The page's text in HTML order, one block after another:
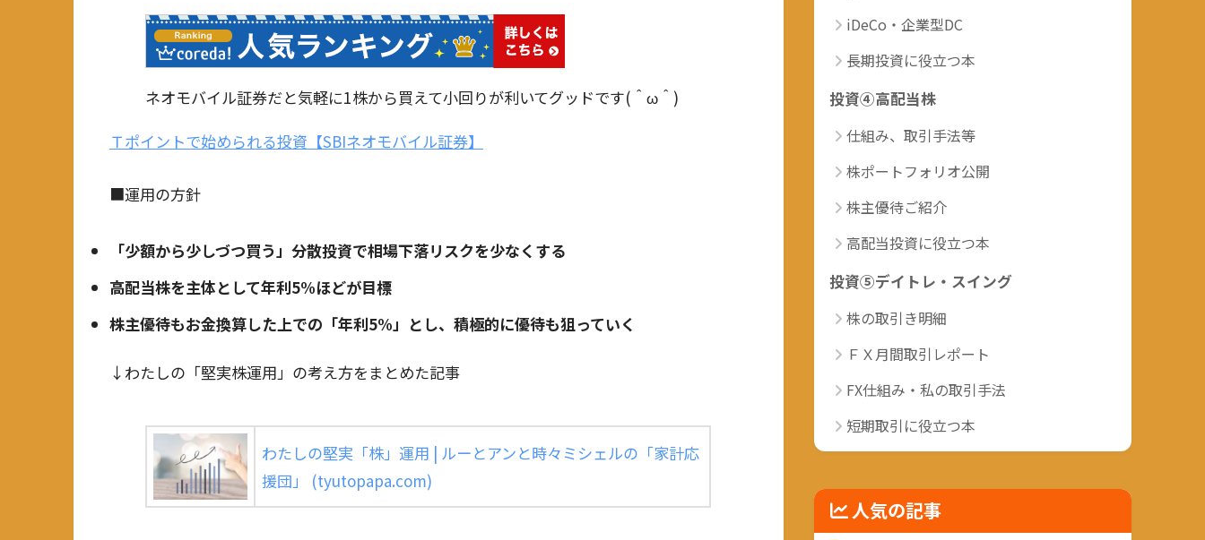
ネオモバイル証券だと気軽に1株から買えて小回りが利いてグッドです(＾ω＾)
Ｔポイントで始められる投資【SBIネオモバイル証券】
■運用の方針
「少額から少しづつ買う」分散投資で相場下落リスクを少なくする
高配当株を主体として年利5%ほどが目標
株主優待もお金換算した上での「年利5%」とし、積極的に優待も狙っていく
↓わたしの「堅実株運用」の考え方をまとめた記事
わたしの堅実「株」運用 | ルーとアンと時々ミシェルの「家計応
援団」 (tyutopapa.com)
iDeCo・企業型DC
長期投資に役立つ本
投資④高配当株
仕組み、取引手法等
株ポートフォリオ公開
株主優待ご紹介
高配当投資に役立つ本
投資⑤デイトレ・スイング
株の取引き明細
ＦＸ月間取引レポート
FX仕組み・私の取引手法
短期取引に役立つ本
人気の記事